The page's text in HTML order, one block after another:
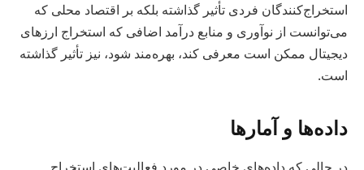
استخراج‌کنندگان فردی تأثیر گذاشته بلکه بر اقتصاد محلی که
می‌توانست از نوآوری و منابع درآمد اضافی که استخراج ارزهای
دیجیتال ممکن است معرفی کند، بهره‌مند شود، نیز تأثیر گذاشته
است.
داده‌ها و آمارها